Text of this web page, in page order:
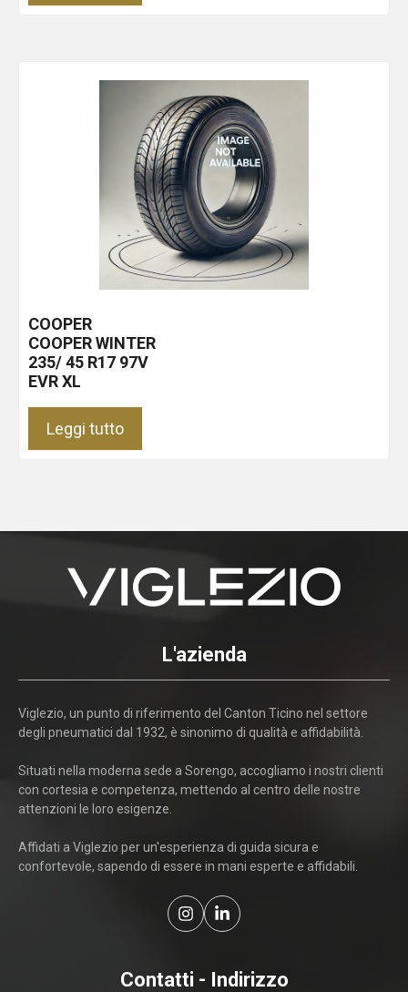
COOPER
COOPER WINTER
235/ 45 R17 97V
EVR XL
Leggi tutto
L'azienda
Viglezio, un punto di riferimento del Canton Ticino nel settore
degli pneumatici dal 1932, è sinonimo di qualità e affidabilità.
Situati nella moderna sede a Sorengo, accogliamo i nostri clienti
con cortesia e competenza, mettendo al centro delle nostre
attenzioni le loro esigenze.
Affidati a Viglezio per un'esperienza di guida sicura e
confortevole, sapendo di essere in mani esperte e affidabili.
Contatti - Indirizzo